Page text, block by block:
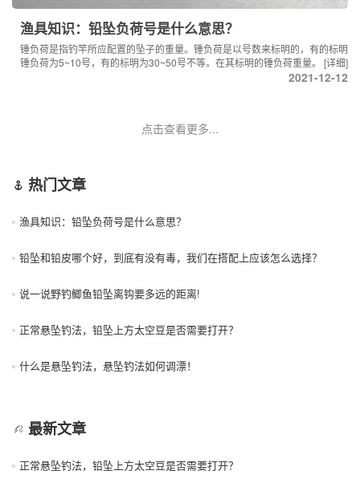
渔具知识：铅坠负荷号是什么意思？
锤负荷是指钓竿所应配置的坠子的重量。锤负荷是以号数来标明的，有的标明
锤负荷为5~10号，有的标明为30~50号不等。在其标明的锤负荷重量。 [详细]
2021-12-12
点击查看更多...
热门文章
渔具知识：铅坠负荷号是什么意思？
铅坠和铅皮哪个好，到底有没有毒，我们在搭配上应该怎么选择？
说一说野钓鲫鱼铅坠离钩要多远的距离!
正常悬坠钓法，铅坠上方太空豆是否需要打开？
什么是悬坠钓法，悬坠钓法如何调漂！
最新文章
正常悬坠钓法，铅坠上方太空豆是否需要打开？